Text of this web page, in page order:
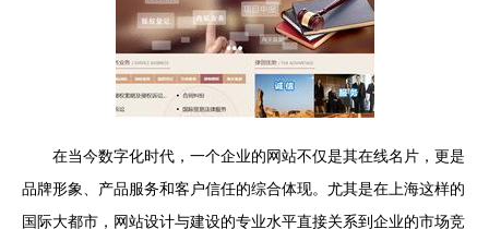
在当今数字化时代，一个企业的网站不仅是其在线名片，更是
品牌形象、产品服务和客户信任的综合体现。尤其是在上海这样的
国际大都市，网站设计与建设的专业水平直接关系到企业的市场竞